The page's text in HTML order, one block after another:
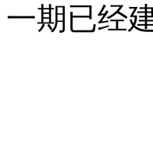
一期已经